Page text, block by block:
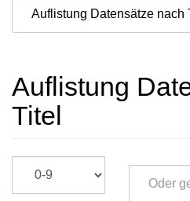
Auflistung Datensätze nach
Auflistung
Titel